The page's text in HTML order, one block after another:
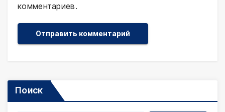
комментариев.
Поиск